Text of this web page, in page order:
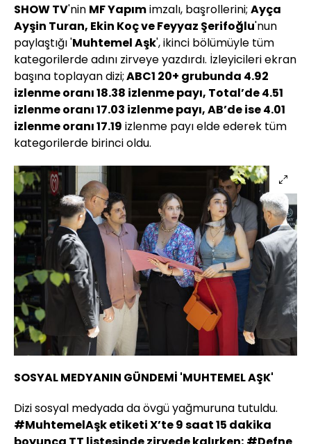
SHOW TV'nin MF Yapımimzalı, başrollerini; Ayça
Ayşin Turan, Ekin Koç ve Feyyaz Şerifoğlu'nun
paylaştığı 'Muhtemel Aşk', ikinci bölümüyle tüm
kategorilerde adını zirveye yazdırdı. İzleyicileri ekran
başına toplayan dizi;ABC1 20+ grubunda 4.92
izlenme oranı 18.38 izlenme payı, Total’de 4.51
izlenme oranı 17.03 izlenme payı, AB’de ise 4.01
izlenme oranı 17.19 izlenme payı elde ederek tüm
kategorilerde birinci oldu.
SOSYAL MEDYANIN GÜNDEMİ 'MUHTEMEL AŞK'
Dizi sosyal medyada da övgü yağmuruna tutuldu.
#MuhtemelAşk etiketi X’te 9 saat 15 dakika